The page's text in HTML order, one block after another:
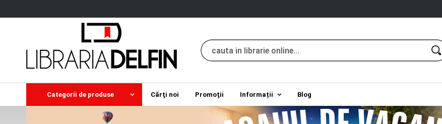
Categorii de produse Cărţi noi Promoţii Informații Blog